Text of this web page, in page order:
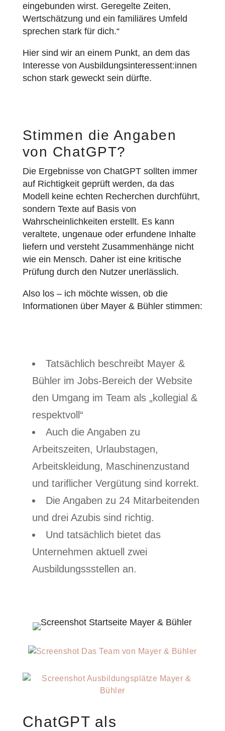
eingebunden wirst. Geregelte Zeiten,
Wertschätzung und ein familiäres Umfeld
sprechen stark für dich.“
Hier sind wir an einem Punkt, an dem das
Interesse von Ausbildungsinteressent:innen
schon stark geweckt sein dürfte.
Stimmen die Angaben
von ChatGPT?
Die Ergebnisse von ChatGPT sollten immer
auf Richtigkeit geprüft werden, da das
Modell keine echten Recherchen durchführt,
sondern Texte auf Basis von
Wahrscheinlichkeiten erstellt. Es kann
veraltete, ungenaue oder erfundene Inhalte
liefern und versteht Zusammenhänge nicht
wie ein Mensch. Daher ist eine kritische
Prüfung durch den Nutzer unerlässlich.
Also los – ich möchte wissen, ob die
Informationen über Mayer & Bühler stimmen:
Tatsächlich beschreibt Mayer &
Bühler im Jobs-Bereich der Website
den Umgang im Team als „kollegial &
respektvoll“
Auch die Angaben zu
Arbeitszeiten, Urlaubstagen,
Arbeitskleidung, Maschinenzustand
und tariflicher Vergütung sind korrekt.
Die Angaben zu 24 Mitarbeitenden
und drei Azubis sind richtig.
Und tatsächlich bietet das
Unternehmen aktuell zwei
Ausbildungssstellen an.
ChatGPT als